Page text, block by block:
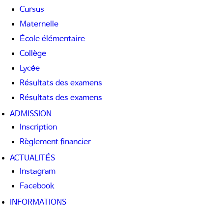
Cursus
Maternelle
École élémentaire
Collège
Lycée
Résultats des examens
Résultats des examens
ADMISSION
Inscription
Règlement financier
ACTUALITÉS
Instagram
Facebook
INFORMATIONS